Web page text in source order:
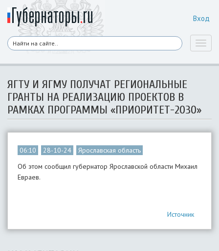
Вход
​ЯГТУ И ЯГМУ ПОЛУЧАТ РЕГИОНАЛЬНЫЕ
ГРАНТЫ НА РЕАЛИЗАЦИЮ ПРОЕКТОВ В
РАМКАХ ПРОГРАММЫ «ПРИОРИТЕТ-2030»
06:10 28-10-24
Ярославская область
Об этом сообщил губернатор Ярославской области Михаил
Евраев.
Источник